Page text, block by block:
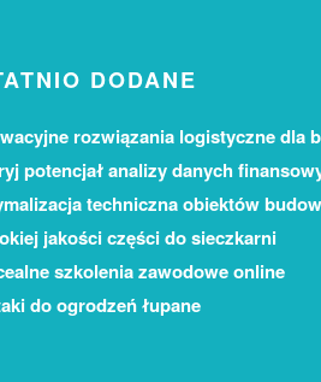
DODANE
rozwiązania logistyczne dla
potencjał analizy danych
techniczna obiektów
jakości części do sieczkarni
szkolenia zawodowe online
do ogrodzeń łupane